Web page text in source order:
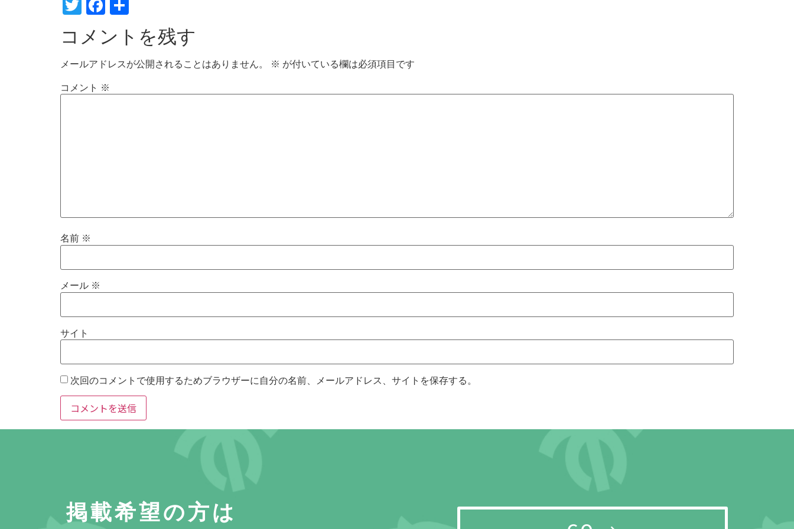
有
コメントを残す
メールアドレスが公開されることはありません。 ※ が付いている欄は必須項目です
コメント ※
名前 ※
メール ※
サイト
次回のコメントで使用するためブラウザーに自分の名前、メールアドレス、サイトを保存する。
掲載希望の方は